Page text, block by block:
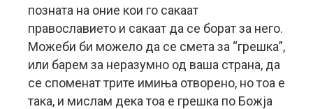
позната на оние кои го сакаат
православието и сакаат да се борат за него.
Можеби би можело да се смета за “грешка”,
или барем за неразумно од ваша страна, да
се споменат трите имиња отворено, но тоа е
така, и мислам дека тоа е грешка по Божја